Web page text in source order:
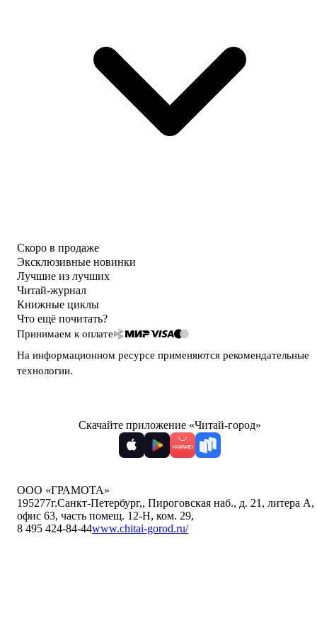
Скоро в продаже
Эксклюзивные новинки
Лучшие из лучших
Читай-журнал
Книжные циклы
Что ещё почитать?
Принимаем к оплате
На информационном ресурсе применяются рекомендательные
технологии.
Скачайте приложение «Читай-город»
ООО «ГРАМОТА»
195277г.Санкт-Петербург,, Пироговская наб., д. 21, литера А,
офис 63, часть помещ. 12-Н, ком. 29,
8 495 424-84-44www.chitai-gorod.ru/